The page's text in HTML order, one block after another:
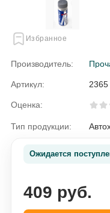
Избранное
Производитель:
Артикул: 2365
Оценка:
Тип продукции:
Ожидается
409 руб.